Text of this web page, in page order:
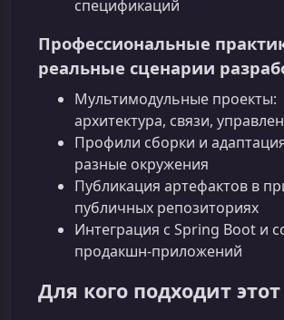
спецификаций
Профессиональные
реальные сценарии
Мультимодульные проекты:
архитектура, связи,
Профили сборки и
разные окружения
Публикация артефактов в
публичных репозиториях
Интеграция с Spring Boot и
продакшн‑приложений
Для кого подходит